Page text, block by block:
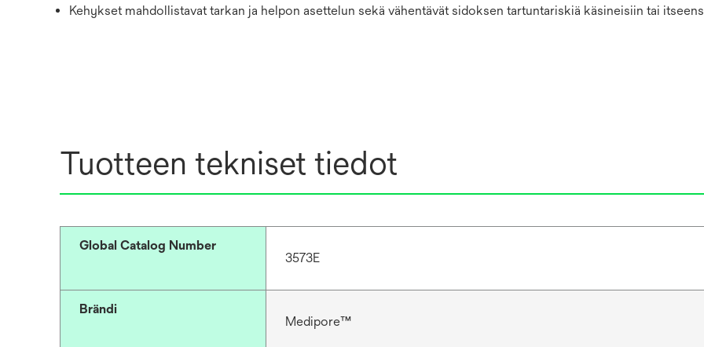
Kehykset mahdollistavat tarkan ja helpon asettelun sekä vähentävät sidoksen tartuntariskiä käsineisiin tai
Tuotteen tekniset tiedot
Global Catalog Number
3573E
Brändi
Medipore™